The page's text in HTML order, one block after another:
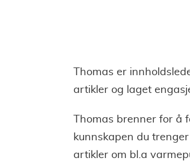
Thomas er
artikler og laget
Thomas brenner for å
kunnskapen du
artikler om bl.a